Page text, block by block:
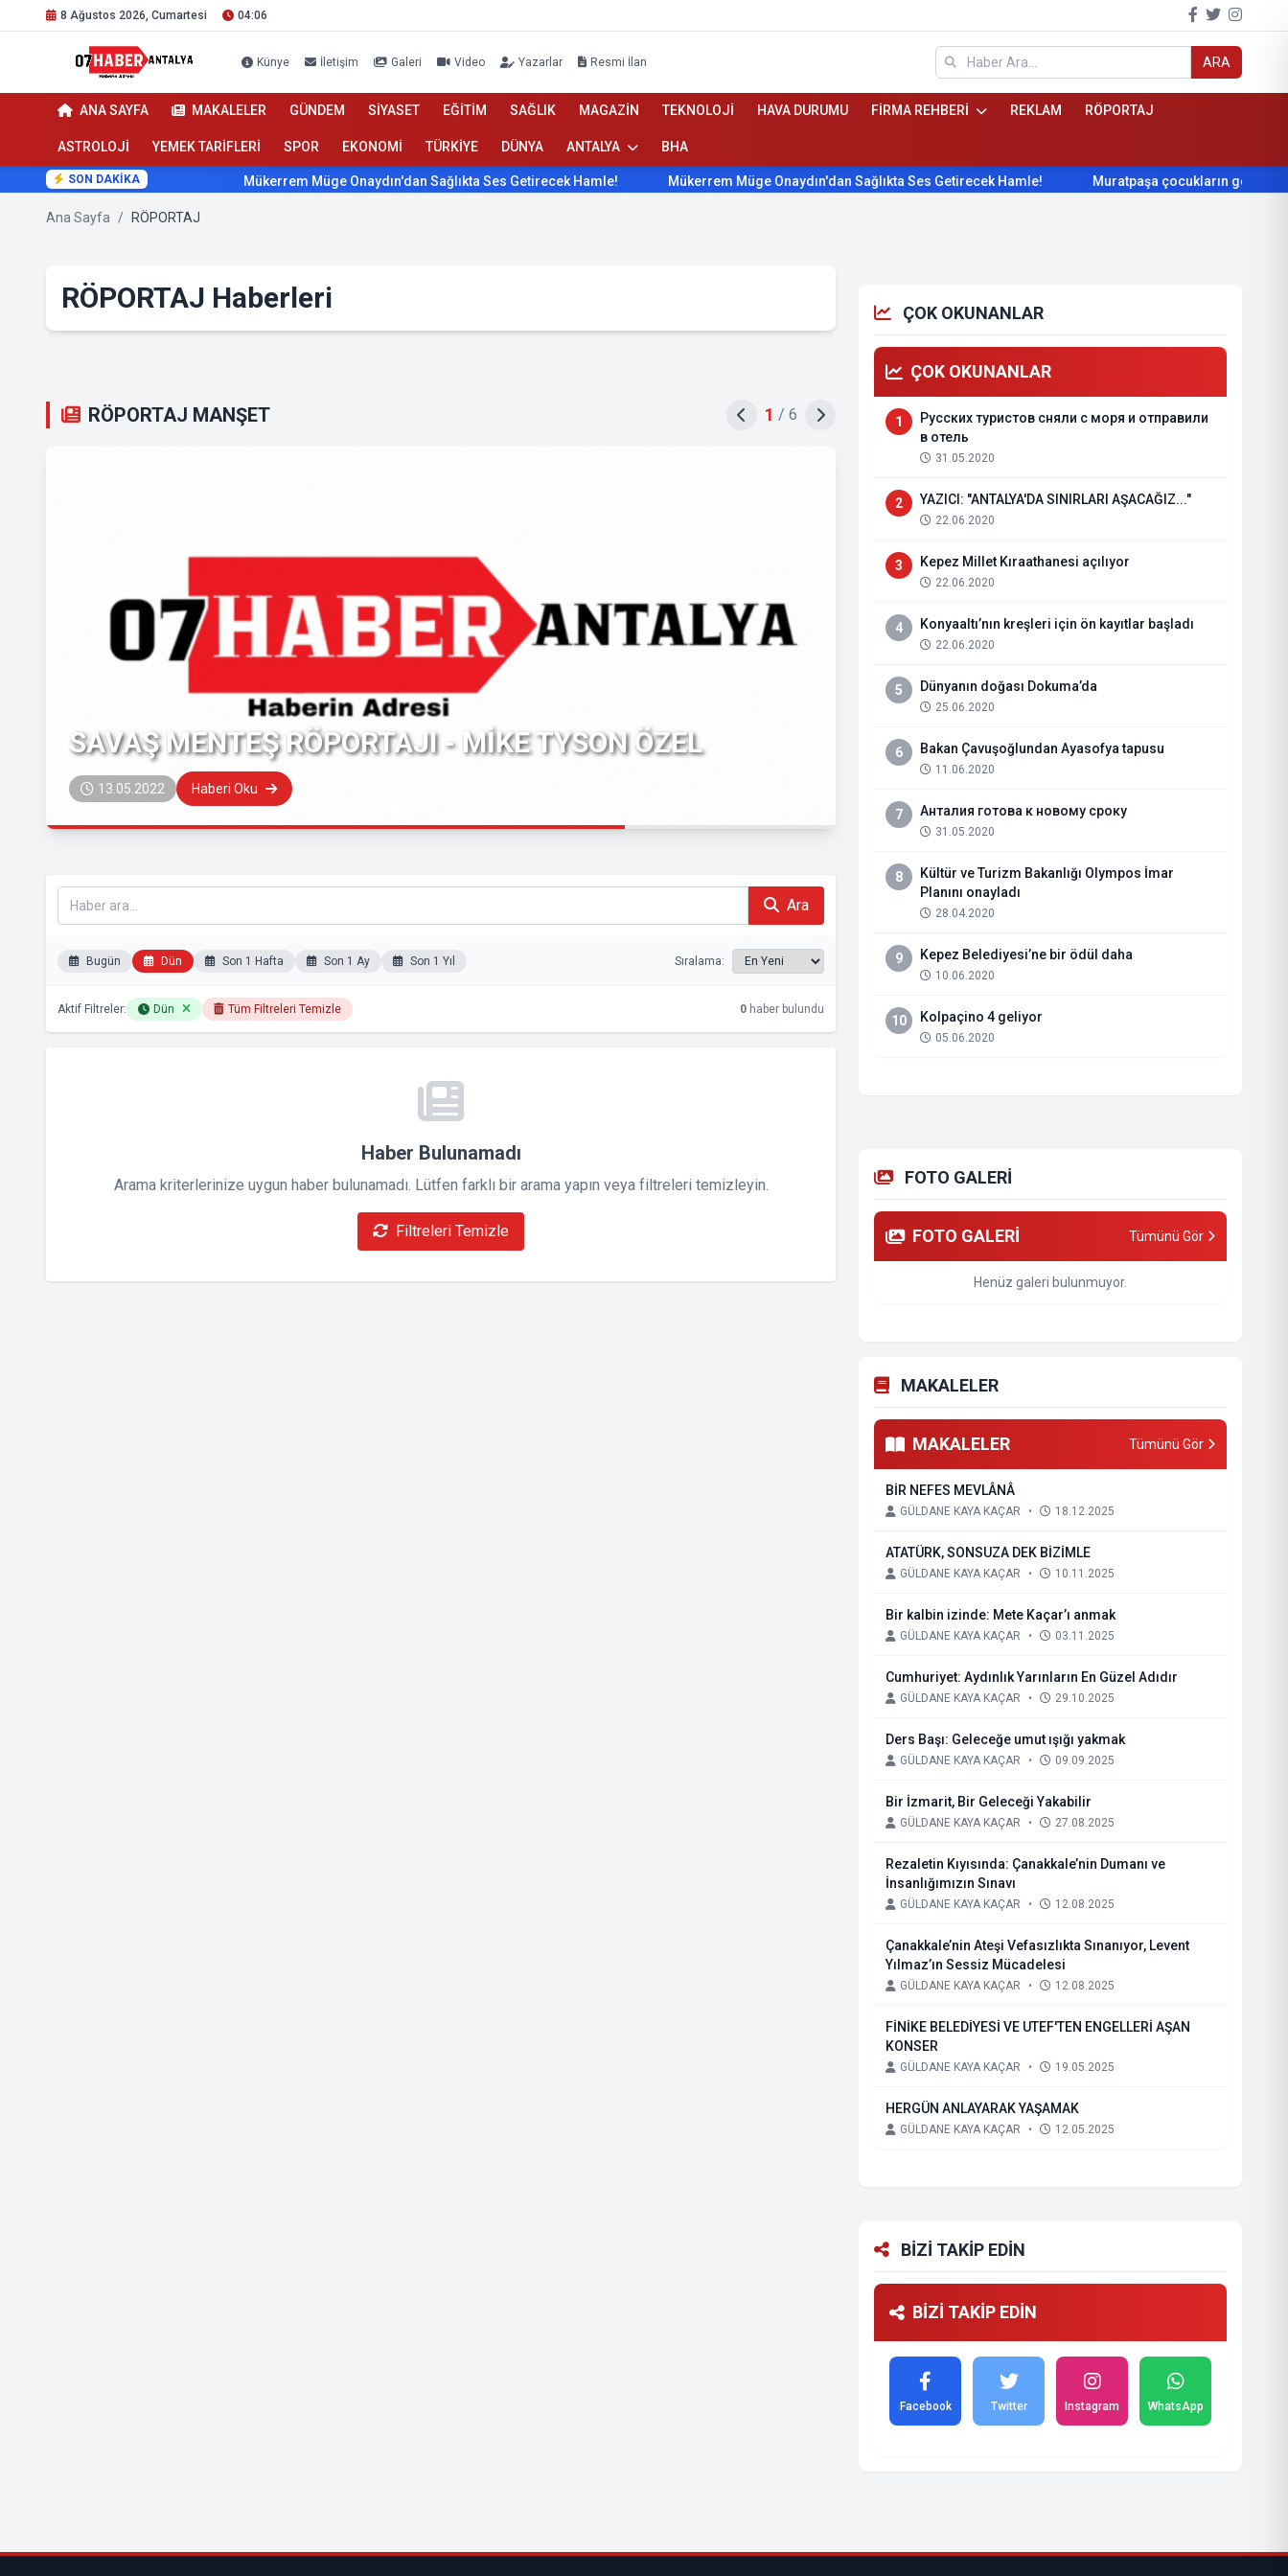
8 Ağustos 2026, Cumartesi 04:06
Künye İletişim Galeri Video Yazarlar Resmi İlan ARA
ANA SAYFA MAKALELER GÜNDEM SİYASET EĞİTİM SAĞLIK MAGAZİN TEKNOLOJİ HAVA DURUMU FİRMA REHBERİ REKLAM RÖPORTAJ
ASTROLOJİ YEMEK TARİFLERİ SPOR EKONOMİ TÜRKİYE DÜNYA ANTALYA BHA
SON DAKİKA Mükerrem Müge Onaydın'dan Sağlıkta Ses Getirecek Hamle! Mükerrem Müge Onaydın'dan Sağlıkta Ses Getirecek Hamle! Muratpaşa çocukların gelişimini
Ana Sayfa / RÖPORTAJ
RÖPORTAJ Haberleri
RÖPORTAJ MANŞET 1 / 6
SAVAŞ MENTEŞ RÖPORTAJI - MİKE TYSON ÖZEL
13.05.2022 Haberi Oku
RENKLİ SİMALARDA GÜL
ÖZÇELİK OLDU
Ara
Bugün Dün Son 1 Hafta Son 1 Ay Son 1 Yıl Sıralama:
Aktif Filtreler: Dün Tüm Filtreleri Temizle 0 haber bulundu
Haber Bulunamadı
Arama kriterlerinize uygun haber bulunamadı. Lütfen farklı bir arama yapın veya filtreleri temizleyin.
Filtreleri Temizle
ÇOK OKUNANLAR
ÇOK OKUNANLAR
1
Русских туристов сняли с моря и отправили
в отель
31.05.2020
2 YAZICI: "ANTALYA'DA SINIRLARI AŞACAĞIZ..."
22.06.2020
3 Kepez Millet Kıraathanesi açılıyor
22.06.2020
4 Konyaaltı’nın kreşleri için ön kayıtlar başladı
22.06.2020
5 Dünyanın doğası Dokuma’da
25.06.2020
6 Bakan Çavuşoğlundan Ayasofya tapusu
11.06.2020
7 Анталия готова к новому сроку
31.05.2020
8
Kültür ve Turizm Bakanlığı Olympos İmar
Planını onayladı
28.04.2020
9 Kepez Belediyesi’ne bir ödül daha
10.06.2020
10 Kolpaçino 4 geliyor
05.06.2020
FOTO GALERİ
FOTO GALERİ Tümünü Gör
Henüz galeri bulunmuyor.
MAKALELER
MAKALELER Tümünü Gör
BİR NEFES MEVLÂNÂ
GÜLDANE KAYA KAÇAR • 18.12.2025
ATATÜRK, SONSUZA DEK BİZİMLE
GÜLDANE KAYA KAÇAR • 10.11.2025
Bir kalbin izinde: Mete Kaçar’ı anmak
GÜLDANE KAYA KAÇAR • 03.11.2025
Cumhuriyet: Aydınlık Yarınların En Güzel Adıdır
GÜLDANE KAYA KAÇAR • 29.10.2025
Ders Başı: Geleceğe umut ışığı yakmak
GÜLDANE KAYA KAÇAR • 09.09.2025
Bir İzmarit, Bir Geleceği Yakabilir
GÜLDANE KAYA KAÇAR • 27.08.2025
Rezaletin Kıyısında: Çanakkale’nin Dumanı ve
İnsanlığımızın Sınavı
GÜLDANE KAYA KAÇAR • 12.08.2025
Çanakkale’nin Ateşi Vefasızlıkta Sınanıyor, Levent
Yılmaz’ın Sessiz Mücadelesi
GÜLDANE KAYA KAÇAR • 12.08.2025
FİNİKE BELEDİYESİ VE UTEF'TEN ENGELLERİ AŞAN
KONSER
GÜLDANE KAYA KAÇAR • 19.05.2025
HERGÜN ANLAYARAK YAŞAMAK
GÜLDANE KAYA KAÇAR • 12.05.2025
BİZİ TAKİP EDİN
BİZİ TAKİP EDİN
Facebook Twitter Instagram WhatsApp